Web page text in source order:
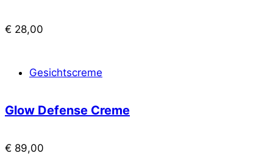
€ 28,00
Gesichtscreme
Glow Defense Creme
€ 89,00